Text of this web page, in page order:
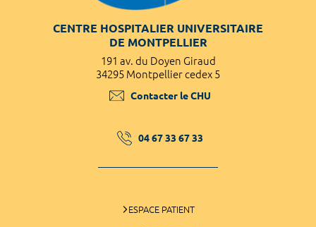
CENTRE HOSPITALIER UNIVERSITAIRE
DE MONTPELLIER
191 av. du Doyen Giraud
34295 Montpellier cedex 5
Contacter le CHU
04 67 33 67 33
ESPACE PATIENT